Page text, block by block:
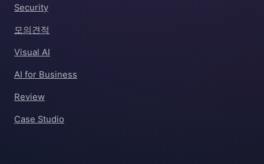
Security
모의견적
Visual AI
AI for Business
Review
Case Studio